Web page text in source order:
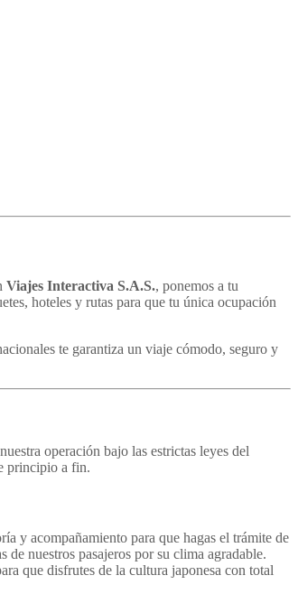
Viajes Interactiva S.A.S., ponemos a tu
hoteles y rutas para que tu única ocupación
te garantiza un viaje cómodo, seguro y
operación bajo las estrictas leyes del
principio a fin.
y acompañamiento para que hagas el trámite de
nuestros pasajeros por su clima agradable.
que disfrutes de la cultura japonesa con total